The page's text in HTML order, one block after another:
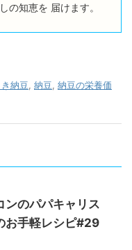
の知恵を 届けます。
納豆, 納豆, 納豆の栄養価
ンのパパキャリス
お手軽レシピ#29